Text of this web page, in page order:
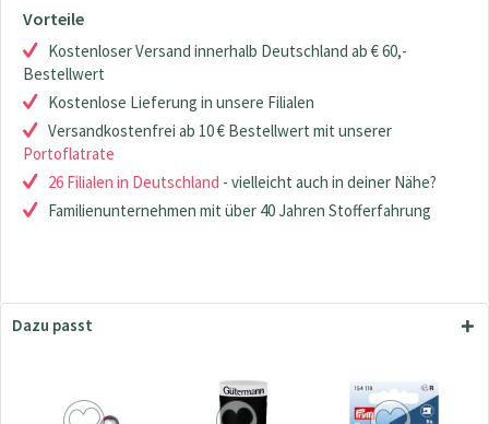
Vorteile
Kostenloser Versand innerhalb Deutschland ab € 60,-
Bestellwert
Kostenlose Lieferung in unsere Filialen
Versandkostenfrei ab 10 € Bestellwert mit unserer
Portoflatrate
26 Filialen in Deutschland - vielleicht auch in deiner Nähe?
Familienunternehmen mit über 40 Jahren Stofferfahrung
Dazu passt